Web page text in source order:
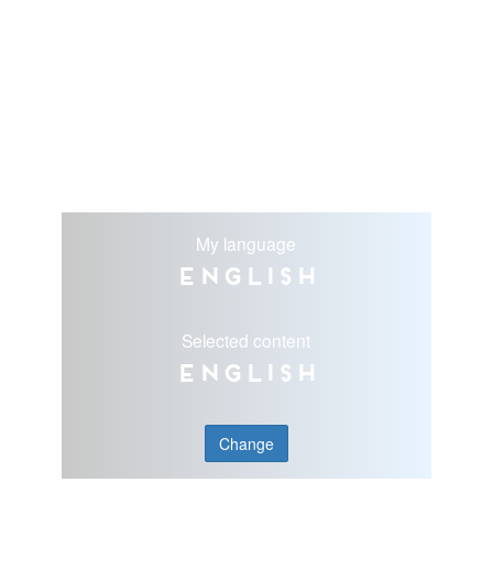
My language
English
Selected content
English
Change